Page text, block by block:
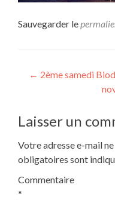
Sauvegarder le
l’article
← 2ème samedi
Laisser un
Votre adresse e-mail
obligatoires sont
Commentaire
*